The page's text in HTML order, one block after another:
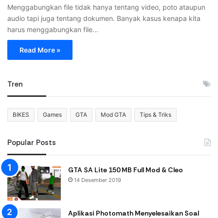
Menggabungkan file tidak hanya tentang video, poto ataupun
audio tapi juga tentang dokumen. Banyak kasus kenapa kita
harus menggabungkan file…
Read More »
Tren
BIKES Games GTA Mod GTA Tips & Triks
Popular Posts
GTA SA Lite 150 MB Full Mod & Cleo
14 Desember 2019
Aplikasi Photomath Menyelesaikan Soal